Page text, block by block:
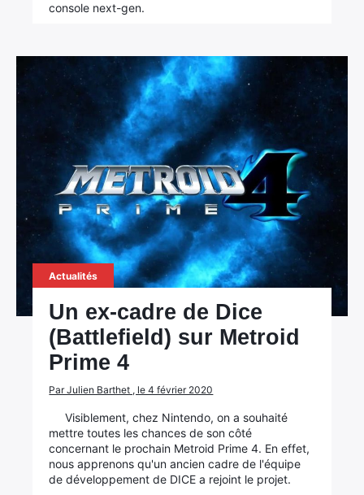
console next-gen.
Actualités
Un ex-cadre de Dice
(Battlefield) sur Metroid
Prime 4
Par Julien Barthet , le 4 février 2020
Visiblement, chez Nintendo, on a souhaité
mettre toutes les chances de son côté
concernant le prochain Metroid Prime 4. En effet,
nous apprenons qu'un ancien cadre de l'équipe
de développement de DICE a rejoint le projet.